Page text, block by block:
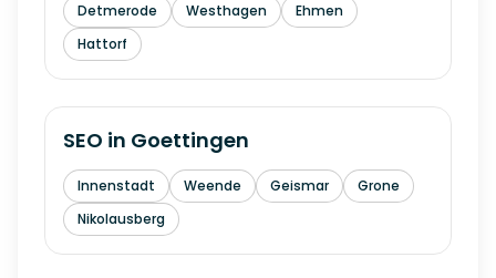
Detmerode
Westhagen
Ehmen
Hattorf
SEO in Goettingen
Innenstadt Weende Geismar
Grone
Nikolausberg